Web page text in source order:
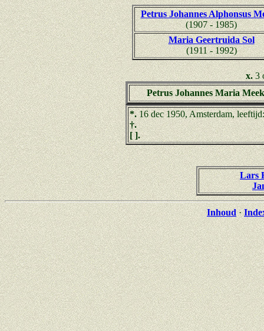
Petrus Johannes Alphonsus
(1907 - 1985)
Maria Geertruida Sol
(1911 - 1992)
x. 3
Petrus Johannes Maria
*.16 dec 1950, Amsterdam,
†.
[ ].
Lars
Inhoud·